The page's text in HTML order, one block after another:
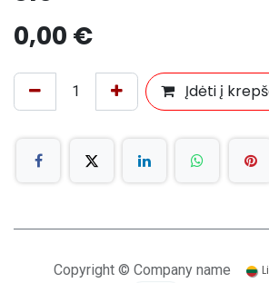
0,00 €
Įdėti į
Copyright © Company name